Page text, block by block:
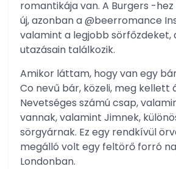
romantikája van. A Burgers -
új, azonban a @beerromance
valamint a legjobb sörfőzdeket,
utazásain találkozik.
Amikor láttam, hogy van egy
Co nevű bár, közeli, meg kellett
Nevetséges számú csap,
vannak, valamint Jimnek,
sörgyárnak. Ez egy rendkívül
megálló volt egy feltörő forró
Londonban.